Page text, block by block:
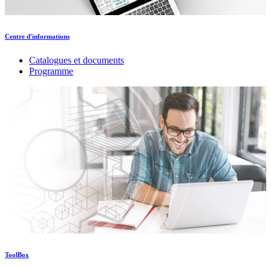
Centre d'informations
Catalogues et documents
Programme
ToolBox